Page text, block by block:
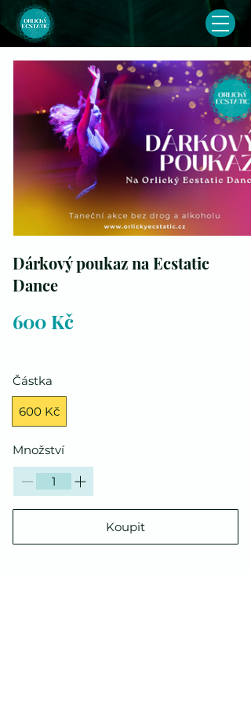
Dárkový poukaz na Ecstatic
Dance
600 Kč
Částka
600 Kč
Množství
Koupit